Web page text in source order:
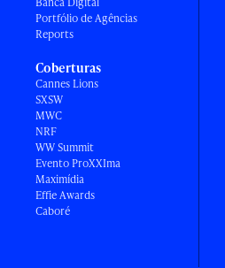
Portfólio de Agências
Reports
Coberturas
Cannes Lions
SXSW
MWC
NRF
WW Summit
Evento ProXXIma
Maximídia
Effie Awards
Caboré